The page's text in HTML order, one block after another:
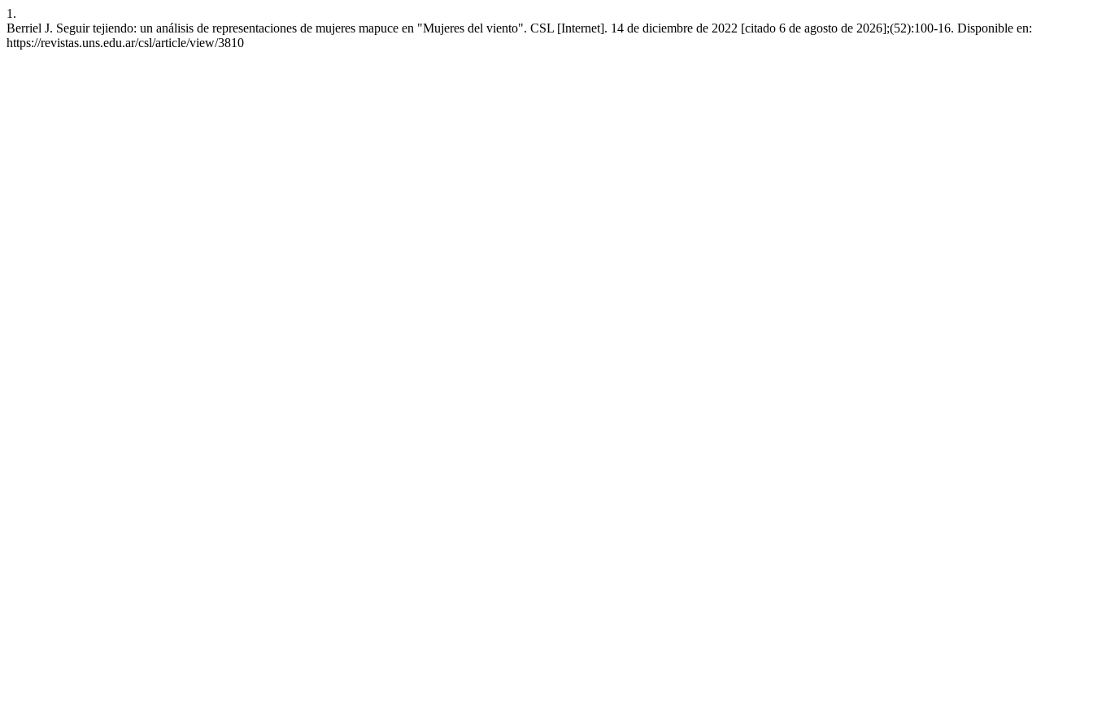
1.
Berriel J. Seguir tejiendo: un análisis de representaciones de mujeres mapuce en "Mujeres del viento". CSL [Internet]. 14 de diciembre de 2022 [citado 6 de agosto de 2026];(52):100-16. Disponible en:
https://revistas.uns.edu.ar/csl/article/view/3810